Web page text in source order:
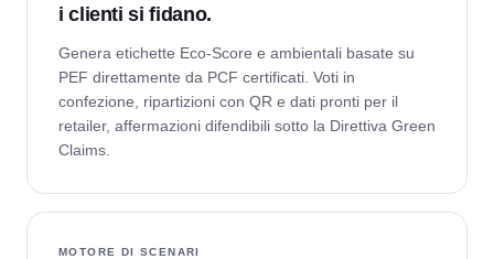
i clienti si fidano.
Genera etichette Eco-Score e ambientali basate su
PEF direttamente da PCF certificati. Voti in
confezione, ripartizioni con QR e dati pronti per il
retailer, affermazioni difendibili sotto la Direttiva Green
Claims.
MOTORE DI SCENARI